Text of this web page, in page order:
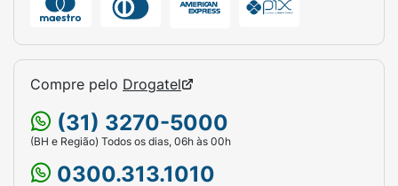
Compre pelo Drogatel
(31) 3270-5000
(BH e Região) Todos os dias, 06h às 00h
0300.313.1010